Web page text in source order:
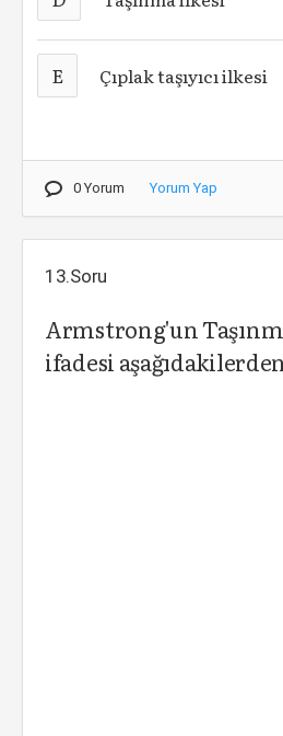
E Çıplak taşıyıcı ilkesi
0 Yorum Yorum Yap
13.Soru
Armstrong'un
ifadesi